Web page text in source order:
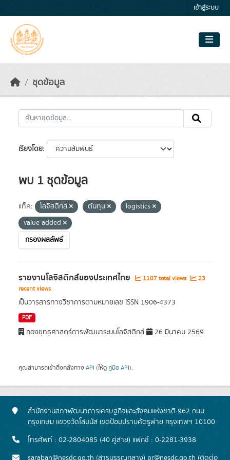
เข้าสู่ระบบ
ชุดข้อมูล
เรียงโดย
พบ 1 ชุดข้อมูล
แท็ค: โลจิสติกส์ ต้นทุน
logistics
value added
กรองผลลัพธ์
รายงานโลจิสติกส์ของประเทศไทย 1107 total views
23
recent views
เป็นวารสารทางวิชาการตามหมายเลข ISSN 1906-4373
PDF
กองยุทธศาสตร์การพัฒนาระบบโลจิสติกส์ 26 มีนาคม 2569
คุณสามารถเข้าถึงคลังทาง API (ให้ดู คู่มือ API).
สำนักงานสภาพัฒนาการเศรษฐกิจและสังคมแห่งชาติ 962 ถนน
กรุงเกษม แขวงวัดโสมนัส เขตป้อมปราบศัตรูพ่าย กรุงเทพฯ 10100
โทรศัพท์ : 02-2804085 (40 คู่สาย) แฟกซ์ : 0-2281-3938
saraban@nesdc.go.th (สารบรรณกลาง) pr@nesdc.go.th (ติดต่อ